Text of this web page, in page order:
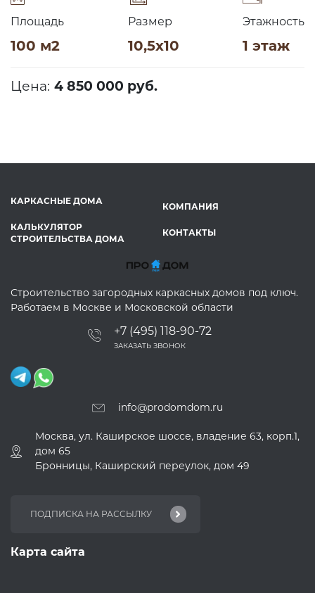
Площадь
100 м2
Размер
10,5х10
Этажность
1 этаж
Цена: 4 850 000 руб.
КАРКАСНЫЕ ДОМА
КАЛЬКУЛЯТОР
СТРОИТЕЛЬСТВА ДОМА
КОМПАНИЯ
КОНТАКТЫ
Строительство загородных каркасных домов под ключ.
Работаем в Москве и Московской области
+7 (495) 118-90-72
ЗАКАЗАТЬ ЗВОНОК
info@prodomdom.ru
Москва, ул. Каширское шоссе, владение 63, корп.1,
дом 65
Бронницы, Каширский переулок, дом 49
Карта сайта